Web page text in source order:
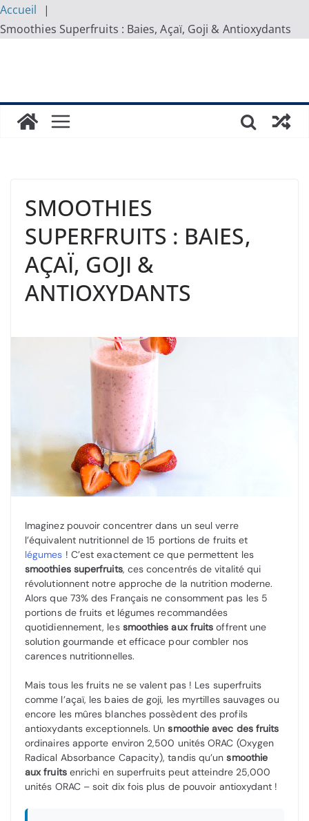
Accueil
Smoothies Superfruits : Baies, Açaï, Goji & Antioxydants
SMOOTHIES
SUPERFRUITS : BAIES,
AÇAÏ, GOJI &
ANTIOXYDANTS
Imaginez pouvoir concentrer dans un seul verre
l’équivalent nutritionnel de 15 portions de fruits et
légumes ! C’est exactement ce que permettent les
smoothies superfruits, ces concentrés de vitalité qui
révolutionnent notre approche de la nutrition moderne.
Alors que 73% des Français ne consomment pas les 5
portions de fruits et légumes recommandées
quotidiennement, les smoothies aux fruits offrent une
solution gourmande et efficace pour combler nos
carences nutritionnelles.
Mais tous les fruits ne se valent pas ! Les superfruits
comme l’açaï, les baies de goji, les myrtilles sauvages ou
encore les mûres blanches possèdent des profils
antioxydants exceptionnels. Unsmoothie avec des fruits
ordinaires apporte environ 2,500 unités ORAC (Oxygen
Radical Absorbance Capacity), tandis qu’unsmoothie
aux fruitsenrichi en superfruits peut atteindre 25,000
unités ORAC – soit dix fois plus de pouvoir antioxydant !